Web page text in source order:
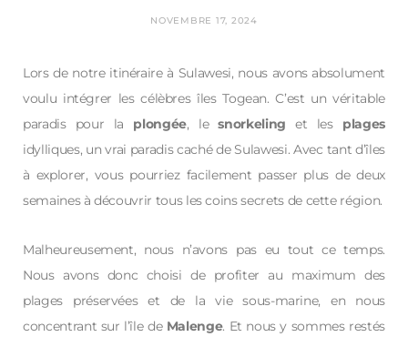
NOVEMBRE 17, 2024
Lors de notre itinéraire à Sulawesi, nous avons absolument
voulu intégrer les célèbres îles Togean. C’est un véritable
paradis pour la plongée, lesnorkeling et les plages
idylliques, un vrai paradis caché de Sulawesi. Avec tant d’îles
à explorer, vous pourriez facilement passer plus de deux
semaines à découvrir tous les coins secrets de cette région.
Malheureusement, nous n’avons pas eu tout ce temps.
Nous avons donc choisi de profiter au maximum des
plages préservées et de la vie sous-marine, en nous
concentrant sur l’île de Malenge. Et nous y sommes restés